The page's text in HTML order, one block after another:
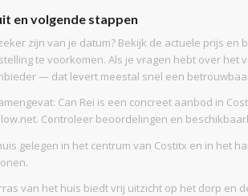
en volgende stappen
zijn van je datum? Bekijk de actuele prijs
te voorkomen. Als je vragen hebt over
— dat levert meestal snel een
Can Rei is een concreet aanbod in
Controleer beoordelingen en
gelegen in het centrum van Costitx en in het
van het huis biedt vrij uitzicht op het dorp en